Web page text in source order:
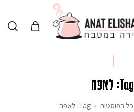
Tag: לאפה
כל הפוסטים Tag: לאפה